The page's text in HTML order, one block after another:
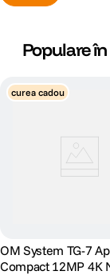
Dimensiuni
Greutate
Populare
curea cadou
OM System TG-7
Compact 12MP 4K